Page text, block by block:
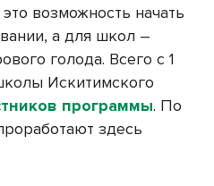
возможность начать
а для школ –
голода. Всего с 1
Искитимского
программы. По
здесь